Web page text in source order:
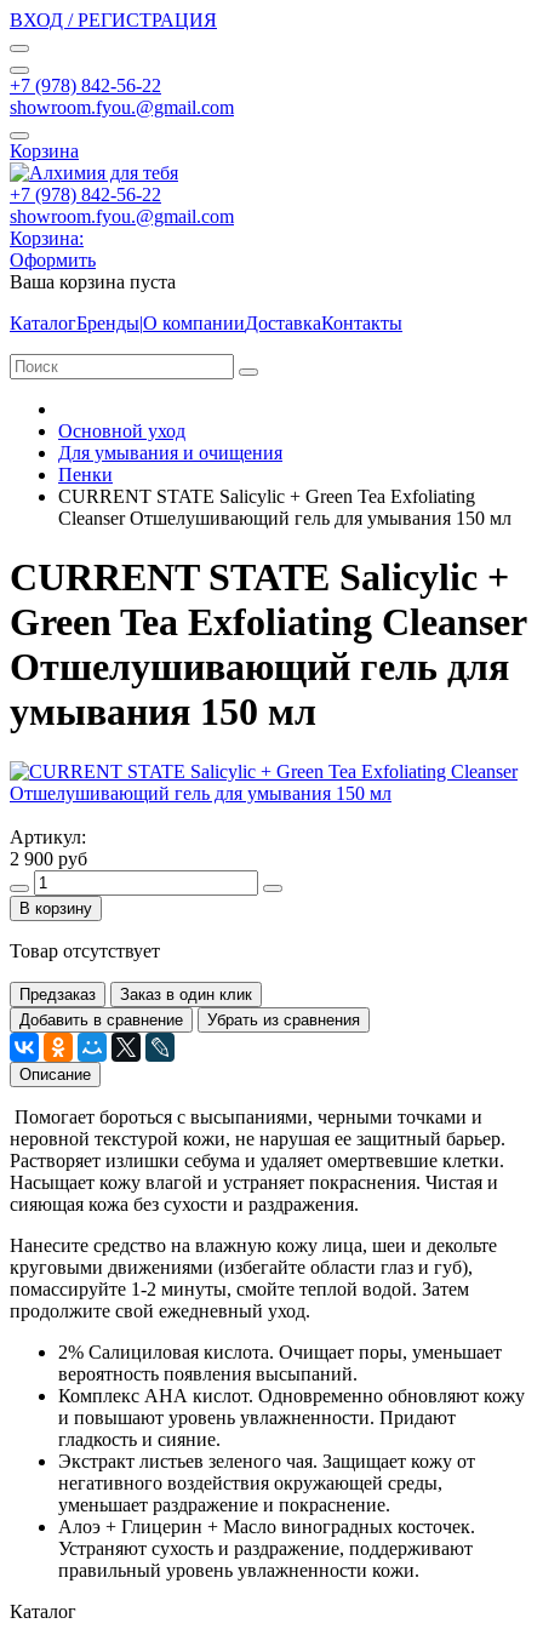
ВХОД / РЕГИСТРАЦИЯ
+7 (978) 842-56-22
showroom.fyou.@gmail.com
Корзина
+7 (978) 842-56-22
showroom.fyou.@gmail.com
Корзина:
Оформить
Ваша корзина пуста
КаталогБренды|О компанииДоставкаКонтакты
Основной уход
Для умывания и очищения
Пенки
CURRENT STATE Salicylic + Green Tea Exfoliating
Cleanser Отшелушивающий гель для умывания 150 мл
CURRENT STATE Salicylic +
Green Tea Exfoliating Cleanser
Отшелушивающий гель для
умывания 150 мл
Артикул:
2 900 руб
В корзину
Товар отсутствует
Предзаказ
Заказ в один клик
Добавить в сравнение
Убрать из сравнения
Описание
Помогает бороться с высыпаниями, черными точками и
неровной текстурой кожи, не нарушая ее защитный барьер.
Растворяет излишки себума и удаляет омертвевшие клетки.
Насыщает кожу влагой и устраняет покраснения. Чистая и
сияющая кожа без сухости и раздражения.
Нанесите средство на влажную кожу лица, шеи и декольте
круговыми движениями (избегайте области глаз и губ),
помассируйте 1-2 минуты, смойте теплой водой. Затем
продолжите свой ежедневный уход.
2% Салициловая кислота. Очищает поры, уменьшает
вероятность появления высыпаний.
Комплекс AHA кислот. Одновременно обновляют кожу
и повышают уровень увлажненности. Придают
гладкость и сияние.
Экстракт листьев зеленого чая. Защищает кожу от
негативного воздействия окружающей среды,
уменьшает раздражение и покраснение.
Алоэ + Глицерин + Масло виноградных косточек.
Устраняют сухость и раздражение, поддерживают
правильный уровень увлажненности кожи.
Каталог